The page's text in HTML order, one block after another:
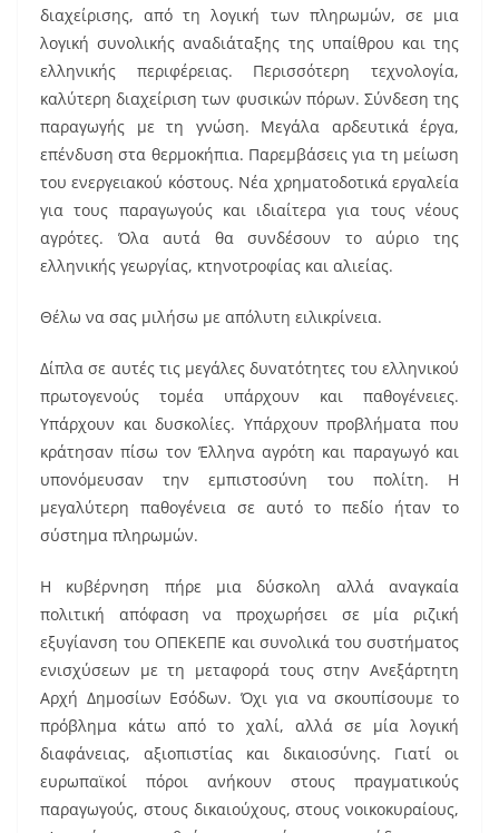
διαχείρισης, από τη λογική των πληρωμών, σε μια
λογική συνολικής αναδιάταξης της υπαίθρου και της
ελληνικής περιφέρειας. Περισσότερη τεχνολογία,
καλύτερη διαχείριση των φυσικών πόρων. Σύνδεση της
παραγωγής με τη γνώση. Μεγάλα αρδευτικά έργα,
επένδυση στα θερμοκήπια. Παρεμβάσεις για τη μείωση
του ενεργειακού κόστους. Νέα χρηματοδοτικά εργαλεία
για τους παραγωγούς και ιδιαίτερα για τους νέους
αγρότες. Όλα αυτά θα συνδέσουν το αύριο της
ελληνικής γεωργίας, κτηνοτροφίας και αλιείας.
Θέλω να σας μιλήσω με απόλυτη ειλικρίνεια.
Δίπλα σε αυτές τις μεγάλες δυνατότητες του ελληνικού
πρωτογενούς τομέα υπάρχουν και παθογένειες.
Υπάρχουν και δυσκολίες. Υπάρχουν προβλήματα που
κράτησαν πίσω τον Έλληνα αγρότη και παραγωγό και
υπονόμευσαν την εμπιστοσύνη του πολίτη. Η
μεγαλύτερη παθογένεια σε αυτό το πεδίο ήταν το
σύστημα πληρωμών.
Η κυβέρνηση πήρε μια δύσκολη αλλά αναγκαία
πολιτική απόφαση να προχωρήσει σε μία ριζική
εξυγίανση του ΟΠΕΚΕΠΕ και συνολικά του συστήματος
ενισχύσεων με τη μεταφορά τους στην Ανεξάρτητη
Αρχή Δημοσίων Εσόδων. Όχι για να σκουπίσουμε το
πρόβλημα κάτω από το χαλί, αλλά σε μία λογική
διαφάνειας, αξιοπιστίας και δικαιοσύνης. Γιατί οι
ευρωπαϊκοί πόροι ανήκουν στους πραγματικούς
παραγωγούς, στους δικαιούχους, στους νοικοκυραίους,